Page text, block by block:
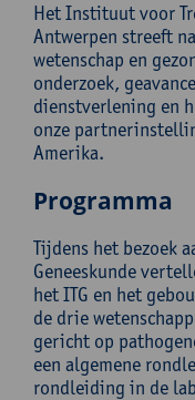
Het Instituut voor
Antwerpen streeft
wetenschap en
onderzoek,
dienstverlening en
onze
Amerika.
Programma
Tijdens het bezoek
Geneeskunde
het ITG en het
de drie
gericht op
een algemene
rondleiding in de